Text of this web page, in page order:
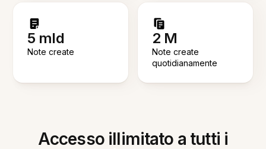
5 mld
Note create
2 M
Note create
quotidianamente
Accesso illimitato a tutti i